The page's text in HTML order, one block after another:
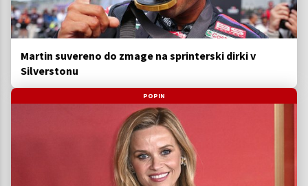
Martin suvereno do zmage na sprinterski dirki v
Silverstonu
POPIN